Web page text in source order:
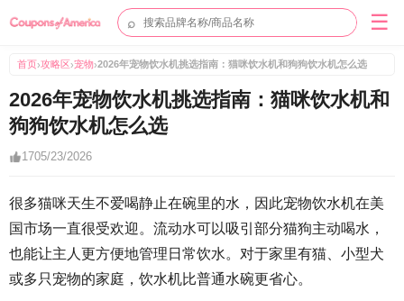
⌕ ☰
首页›攻略区›宠物›2026年宠物饮水机挑选指南：猫咪饮水机和狗狗饮水机怎么选
2026年宠物饮水机挑选指南：猫咪饮水机和
狗狗饮水机怎么选
1705/23/2026
很多猫咪天生不爱喝静止在碗里的水，因此宠物饮水机在美
国市场一直很受欢迎。流动水可以吸引部分猫狗主动喝水，
也能让主人更方便地管理日常饮水。对于家里有猫、小型犬
或多只宠物的家庭，饮水机比普通水碗更省心。